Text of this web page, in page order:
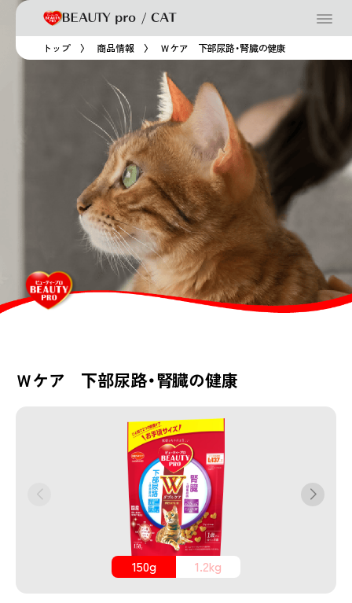
トップ 商品情報 Ｗケア 下部尿路・腎臓の健康
Ｗケア 下部尿路・腎臓の健康
150g 1.2kg